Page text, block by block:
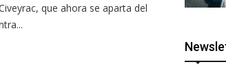
que ahora se aparta del